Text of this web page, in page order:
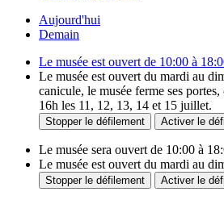
Aujourd'hui
Demain
Le musée est ouvert de 10:00 à
Le musée est ouvert du mardi au
canicule, le musée ferme ses
16h les 11, 12, 13, 14 et 15 juillet.
Stopper le défilement Activer le
Le musée sera ouvert de 10:00 à
Le musée est ouvert du mardi au
Stopper le défilement Activer le